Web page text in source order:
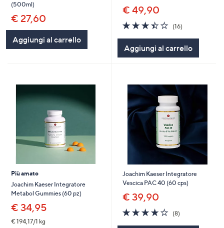
(500ml)
€ 27,60
Aggiungi al carrello
€ 49,90
3.4
of
Stars
(16)16
Aggiungi al carrello
Più amato
Joachim Kaeser Integratore
Metabol Gummies (60 pz)
€ 34,95
€ 194,17/1 kg
Joachim Kaeser Integratore
Vescica PAC 40 (60 cps)
€ 39,90
3.9
of
(8)8